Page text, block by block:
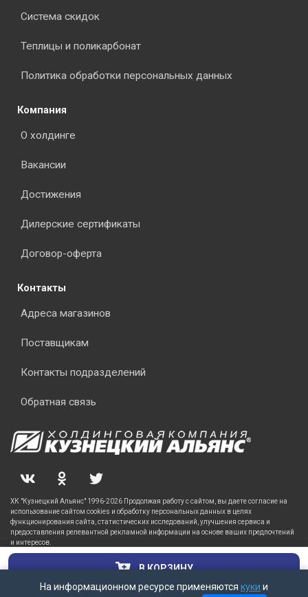
В КОРЗИНУ
На информационном ресурсе применяются куки и
Система скидок
Теплицы и поликарбонат
Политика обработки персональных данных
Компания
О холдинге
Вакансии
Достижения
Дилерские сертификаты
Договор-оферта
Контакты
Адреса магазинов
Поставщикам
Контакты подразделений
Обратная связь
ХК "Кузнецкий Альянс" 1996-2026 Продолжая работу с сайтом, вы даете согласие на
использование сайтом cookies и обработку персональных данных в целях
функционирования сайта, статистических исследований, улучшения сервиса и
предоставления релевантной рекламной информации на основе ваших предпочтений
и интересов.